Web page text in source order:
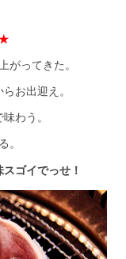
がってきた。
お出迎え。
わう。
。
ゴイでっせ！